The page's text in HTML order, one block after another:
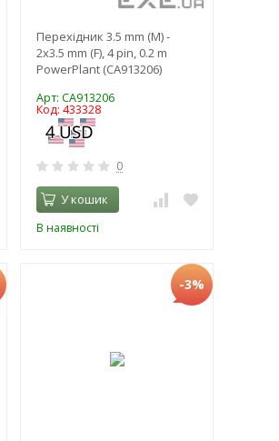
Перехідник 3.5 mm (M) -
2x3.5 mm (F), 4 pin, 0.2 m
PowerPlant (CA913206)
Арт: CA913206
Код: 433328
0
У кошик
В наявності
-3%